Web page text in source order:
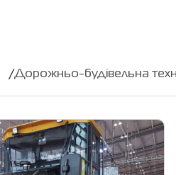
Дорожньо-будівельна